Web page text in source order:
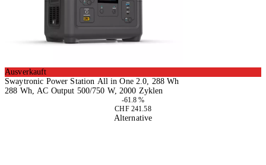
Ausverkauft
Swaytronic Power Station All in One 2.0, 288 Wh
288 Wh, AC Output 500/750 W, 2000 Zyklen
-61.8 %
CHF 241.58
Alternative